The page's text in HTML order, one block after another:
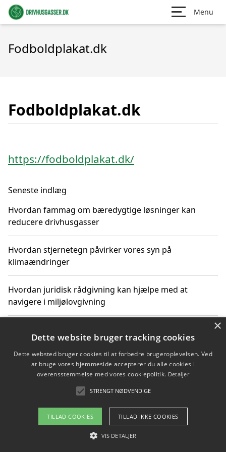
Menu
Fodboldplakat.dk
Fodboldplakat.dk
https://fodboldplakat.dk/
Seneste indlæg
Hvordan fammag om bæredygtige løsninger kan
reducere drivhusgasser
Hvordan stjernetegn påvirker vores syn på
klimaændringer
Hvordan juridisk rådgivning kan hjælpe med at
navigere i miljølovgivning
Hvordan spil og underholdning online kan inspirere til
bæredygtige valg
Køb produkter i danske webshops for at spare på
transport og nedbringe CO2-udledning
Copyright 2026 - Pilanto Aps
Om / kontakt
×
Dette website bruger tracking cookies
Dette websted bruger cookies til at forbedre brugeroplevelsen. Ved
at bruge vores hjemmeside accepterer du alle cookies i
overensstemmelse med vores cookiepolitik. Detaljer
STRENGT NØDVENDIGE
TILLAD COOKIES TILLAD IKKE COOKIES
VIS DETALJER